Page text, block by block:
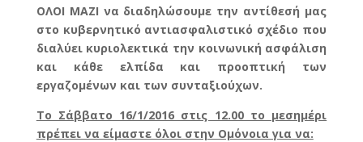
ΟΛΟΙ ΜΑΖΙ να διαδηλώσουμε την αντίθεσή μας
στο κυβερνητικό αντιασφαλιστικό σχέδιο που
διαλύει κυριολεκτικά την κοινωνική ασφάλιση
και κάθε ελπίδα και προοπτική των
εργαζομένων και των συνταξιούχων.
Το Σάββατο 16/1/2016 στις 12.00 το μεσημέρι
πρέπει να είμαστε όλοι στην Ομόνοια για να: